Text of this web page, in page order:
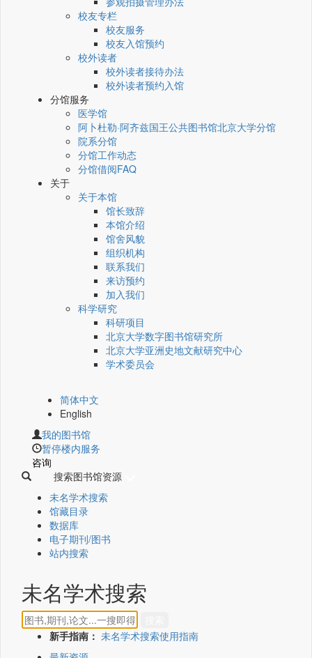
校友专栏
校友服务
校友入馆预约
校外读者
校外读者接待办法
校外读者预约入馆
分馆服务
医学馆
阿卜杜勒·阿齐兹国王公共图书馆北京大学分馆
院系分馆
分馆工作动态
分馆借阅FAQ
关于
关于本馆
馆长致辞
本馆介绍
馆舍风貌
组织机构
联系我们
来访预约
加入我们
科学研究
科研项目
北京大学数字图书馆研究所
北京大学亚洲史地文献研究中心
学术委员会
简体中文
English
我的图书馆
暂停楼内服务
咨询
搜索图书馆资源
未名学术搜索
馆藏目录
数据库
电子期刊/图书
站内搜索
未名学术搜索
新手指南： 未名学术搜索使用指南